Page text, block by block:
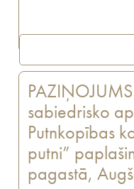
sabiedrisko
Putnkopības
putni”
pagastā,